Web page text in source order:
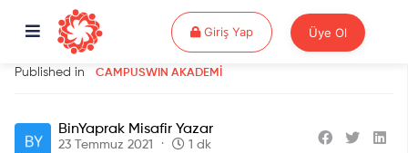
Giriş YapGiriş Yap Üye Ol
Published in CAMPUSWIN AKADEMI
BinYaprak Misafir Yazar
23 Temmuz 2021 1 dk